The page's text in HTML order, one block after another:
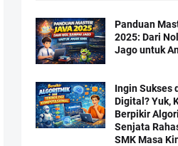
Panduan
2025: Dari
Jago untuk
Ingin Sukses
Digital? Yuk,
Berpikir
Senjata
SMK Masa